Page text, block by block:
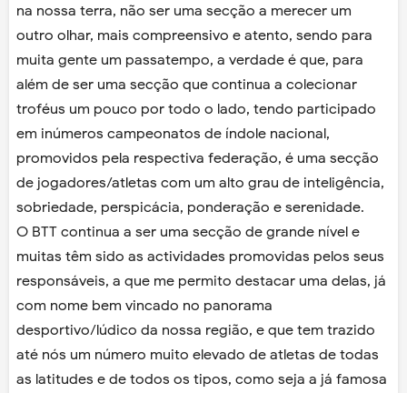
na nossa terra, não ser uma secção a merecer um
outro olhar, mais compreensivo e atento, sendo para
muita gente um passatempo, a verdade é que, para
além de ser uma secção que continua a colecionar
troféus um pouco por todo o lado, tendo participado
em inúmeros campeonatos de índole nacional,
promovidos pela respectiva federação, é uma secção
de jogadores/atletas com um alto grau de inteligência,
sobriedade, perspicácia, ponderação e serenidade.
O BTT continua a ser uma secção de grande nível e
muitas têm sido as actividades promovidas pelos seus
responsáveis, a que me permito destacar uma delas, já
com nome bem vincado no panorama
desportivo/lúdico da nossa região, e que tem trazido
até nós um número muito elevado de atletas de todas
as latitudes e de todos os tipos, como seja a já famosa